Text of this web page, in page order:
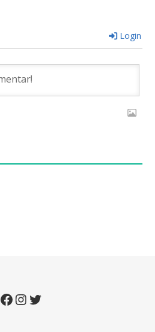
Login
Facebook
Instagram
Twitter